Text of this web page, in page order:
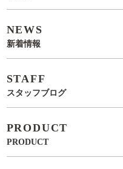
NEWS
新着情報
STAFF
スタッフブログ
PRODUCT
PRODUCT